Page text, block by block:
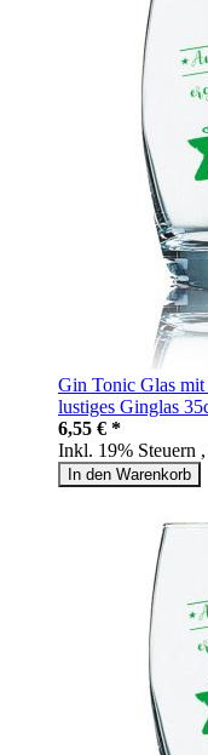
Gin Tonic Glas
lustiges Ginglas
6,55 € *
Inkl. 19% Steuern ,
In den Warenkorb